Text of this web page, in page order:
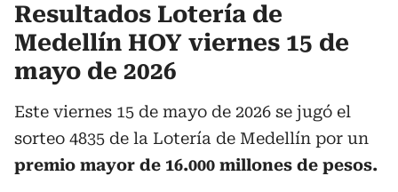
Resultados Lotería de
Medellín HOY viernes 15 de
mayo de 2026
Este viernes 15 de mayo de 2026 se jugó el
sorteo 4835 de la Lotería de Medellín por un
premio mayor de 16.000 millones de pesos.